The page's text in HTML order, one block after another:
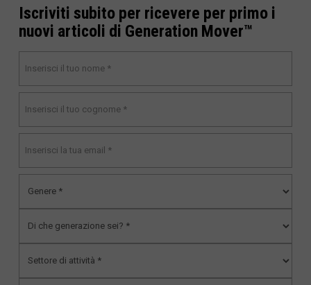
Iscriviti subito per ricevere per primo i
nuovi articoli di Generation Mover™